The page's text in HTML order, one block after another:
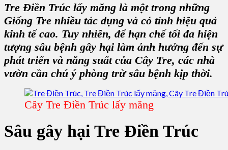
Tre Điền Trúc lấy măng là một trong những
Giống Tre nhiều tác dụng và có tính hiệu quả
kinh tế cao. Tuy nhiên, để hạn chế tối đa hiện
tượng sâu bệnh gây hại làm ảnh hưởng đến sự
phát triển và năng suất của Cây Tre, các nhà
vườn cần chú ý phòng trừ sâu bệnh kịp thời.
Cây Tre Điền Trúc lấy măng
Sâu gây hại Tre Điền Trúc